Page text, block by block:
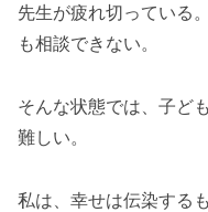
先生が疲れ切っている
も相談できない。
そんな状態では、子ど
難しい。
私は、幸せは伝染する